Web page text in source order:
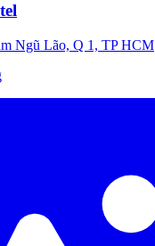
Ngũ Lão, Q 1, TP HCM